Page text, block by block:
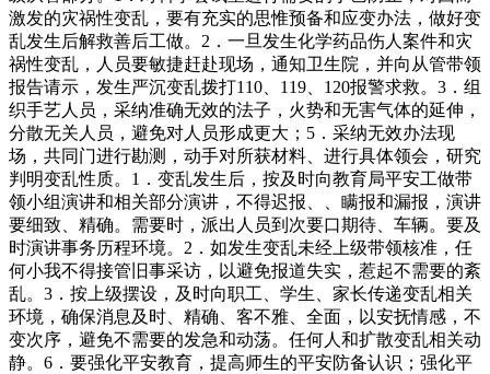
激发的灾祸性变乱，要有充实的思惟预备和应变办法，做好变
乱发生后解救善后工做。2．一旦发生化学药品伤人案件和灾
祸性变乱，人员要敏捷赶赴现场，通知卫生院，并向从管带领
报告请示，发生严沉变乱拨打110、119、120报警求救。3．组
织手艺人员，采纳准确无效的法子，火势和无害气体的延伸，
分散无关人员，避免对人员形成更大；5．采纳无效办法现
场，共同门进行勘测，动手对所获材料、进行具体领会，研究
判明变乱性质。1．变乱发生后，按及时向教育局平安工做带
领小组演讲和相关部分演讲，不得迟报、、瞒报和漏报，演讲
要细致、精确。需要时，派出人员到次要口期待、车辆。要及
时演讲事务历程环境。2．如发生变乱未经上级带领核准，任
何小我不得接管旧事采访，以避免报道失实，惹起不需要的紊
乱。3．按上级摆设，及时向职工、学生、家长传递变乱相关
环境，确保消息及时、精确、客不雅、全面，以安抚情感，不
变次序，避免不需要的发急和动荡。任何人和扩散变乱相关动
静。6．要强化平安教育，提高师生的平安防备认识；强化平